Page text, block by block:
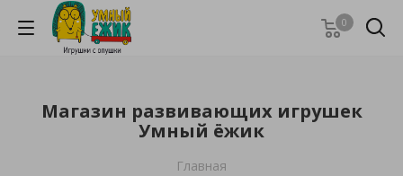
0
Магазин развивающих игрушек
Умный ёжик
Главная